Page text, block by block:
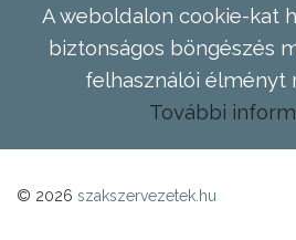
A weboldalon cookie-kat
biztonságos böngészés
felhasználói élményt
További
© 2026 szakszervezetek.hu